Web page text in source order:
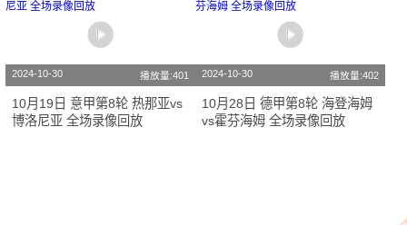
2024-10-30 播放量:401
10月19日 意甲第8轮 热那亚vs
博洛尼亚 全场录像回放
2024-10-30 播放量:402
10月28日 德甲第8轮 海登海姆
vs霍芬海姆 全场录像回放